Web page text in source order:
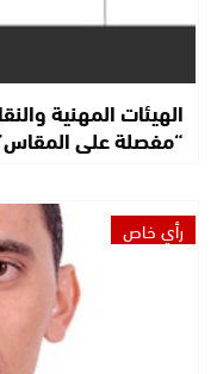
الهيئات المهنية
“مفصلة على
رأي خاص